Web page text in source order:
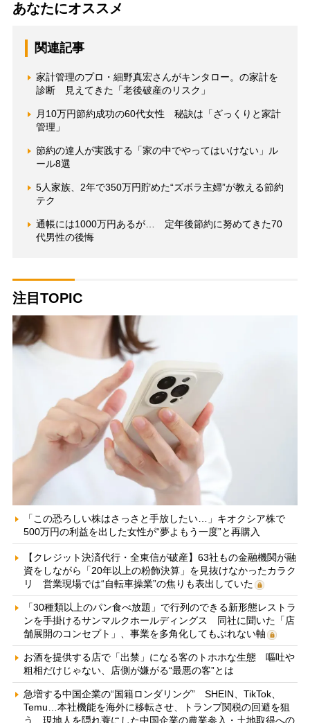
あなたにオススメ
関連記事
家計管理のプロ・細野真宏さんがキンタロー。の家計を
診断 見えてきた「老後破産のリスク」
月10万円節約成功の60代女性 秘訣は「ざっくりと家計
管理」
節約の達人が実践する「家の中でやってはいけない」ル
ール8選
5人家族、2年で350万円貯めた“ズボラ主婦”が教える節約
テク
通帳には1000万円あるが… 定年後節約に努めてきた70
代男性の後悔
注目TOPIC
「この恐ろしい株はさっさと手放したい…」キオクシア株で
500万円の利益を出した女性が“夢よもう一度”と再購入
【クレジット決済代行・全東信が破産】63社もの金融機関が融
資をしながら「20年以上の粉飾決算」を見抜けなかったカラク
リ 営業現場では“自転車操業”の焦りも表出していた
「30種類以上のパン食べ放題」で行列のできる新形態レストラ
ンを手掛けるサンマルクホールディングス 同社に聞いた「店
舗展開のコンセプト」、事業を多角化してもぶれない軸
お酒を提供する店で「出禁」になる客のトホホな生態 嘔吐や
粗相だけじゃない、店側が嫌がる“最悪の客”とは
急増する中国企業の“国籍ロンダリング” SHEIN、TikTok、
Temu…本社機能を海外に移転させ、トランプ関税の回避を狙
う 現地人を隠れ蓑にした中国企業の農業参入・土地取得への